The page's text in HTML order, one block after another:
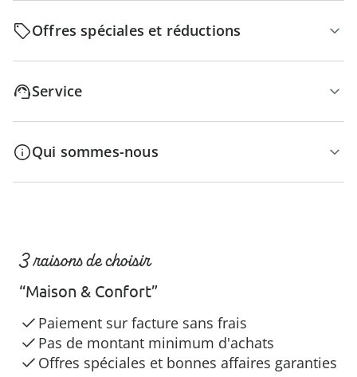
Offres spéciales et réductions
Service
Qui sommes-nous
3 raisons de choisir
“Maison & Confort”
Paiement sur facture sans frais
Pas de montant minimum d'achats
Offres spéciales et bonnes affaires garanties